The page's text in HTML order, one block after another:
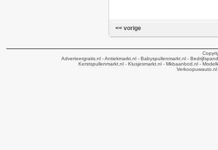
<< vorige
Adverteergratis.nl - Antiekmarkt.nl - Babyspullenmarkt.nl -
Kerstspullenmarkt.nl - Klusjesmarkt.nl - Mkbaanbod.nl -
Verkoopuwauto.nl